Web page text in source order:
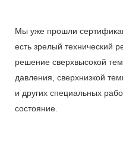
Мы уже прошли
есть зрелый технический
решение сверхвысокой
давления, сверхнизкой
и других специальных
состояние.